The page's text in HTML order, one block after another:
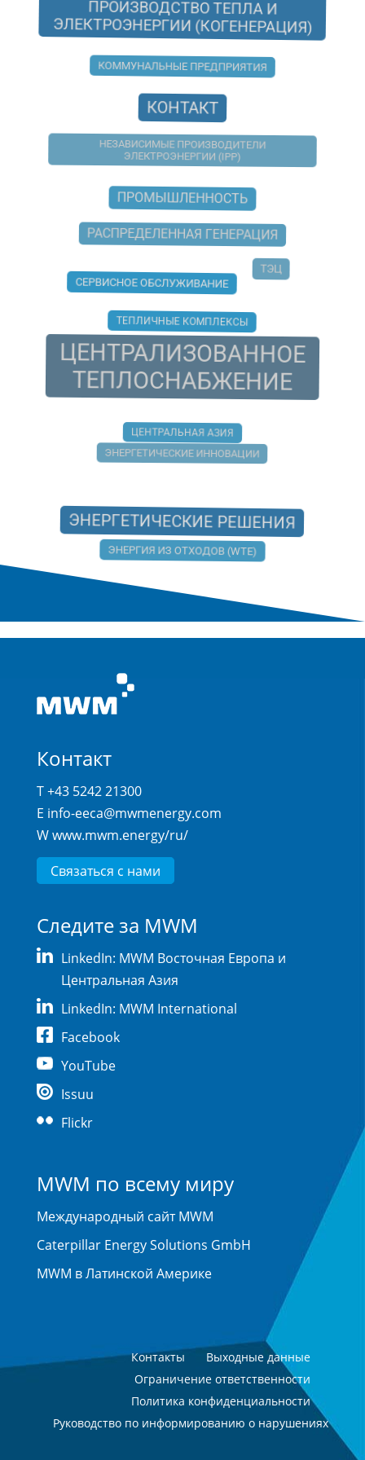
ЭЛЕКТРОЭНЕРГИИ (КОГЕНЕРАЦИЯ)
КОММУНАЛЬНЫЕ ПРЕДПРИЯТИЯ
КОНТАКТ
НЕЗАВИСИМЫЕ ПРОИЗВОДИТЕЛИ
ЭЛЕКТРОЭНЕРГИИ (IPP)
ПРОМЫШЛЕННОСТЬ
РАСПРЕДЕЛЕННАЯ ГЕНЕРАЦИЯ
СЕРВИСНОЕ ОБСЛУЖИВАНИЕ
ТЭЦ
ТЕПЛИЧНЫЕ КОМПЛЕКСЫ
ЦЕНТРАЛИЗОВАННОЕ
ТЕПЛОСНАБЖЕНИЕ
ЦЕНТРАЛЬНАЯ АЗИЯ
ЭНЕРГЕТИЧЕСКИЕ ИННОВАЦИИ
ЭНЕРГЕТИЧЕСКИЕ РЕШЕНИЯ
Контакт
T +43 5242 21300
E info-eeca@mwmenergy.com
Wwww.mwm.energy/ru/
Связаться с нами
Следите за MWM
LinkedIn: MWM Восточная Европа и
Центральная Азия
LinkedIn: MWM International
Facebook
YouTube
Issuu
Flickr
MWM по всему миру
Международный сайт MWM
Caterpillar Energy Solutions GmbH
MWM в Латинской Америке
Контакты
Выходные данные
Ограничение ответственности
Политика конфиденциальности
Руководство по информированию о нарушениях